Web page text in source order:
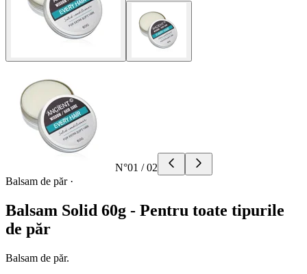
N°01 /02
Balsam de păr·
Balsam Solid 60g - Pentru toate tipurile
de păr
Balsam de păr.